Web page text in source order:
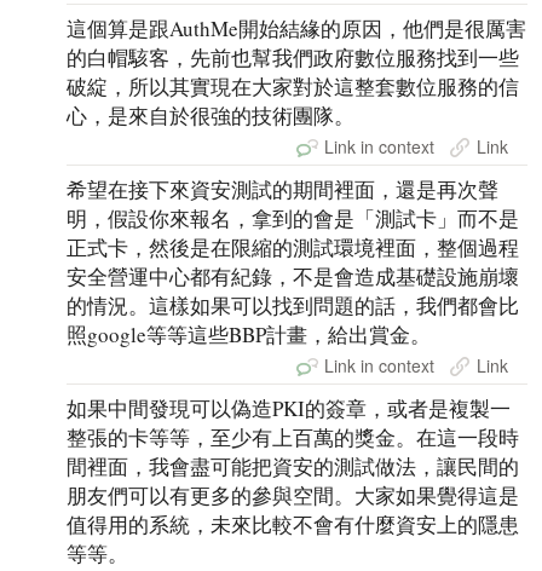
這個算是跟AuthMe開始結緣的原因，他們是很厲害
的白帽駭客，先前也幫我們政府數位服務找到一些
破綻，所以其實現在大家對於這整套數位服務的信
心，是來自於很強的技術團隊。
Link in context Link
希望在接下來資安測試的期間裡面，還是再次聲
明，假設你來報名，拿到的會是「測試卡」而不是
正式卡，然後是在限縮的測試環境裡面，整個過程
安全營運中心都有紀錄，不是會造成基礎設施崩壞
的情況。這樣如果可以找到問題的話，我們都會比
照google等等這些BBP計畫，給出賞金。
Link in context Link
如果中間發現可以偽造PKI的簽章，或者是複製一
整張的卡等等，至少有上百萬的獎金。在這一段時
間裡面，我會盡可能把資安的測試做法，讓民間的
朋友們可以有更多的參與空間。大家如果覺得這是
值得用的系統，未來比較不會有什麼資安上的隱患
等等。